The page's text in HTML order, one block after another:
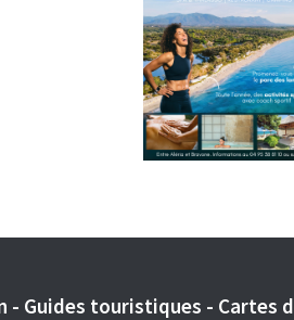
Guides touristiques - Cartes